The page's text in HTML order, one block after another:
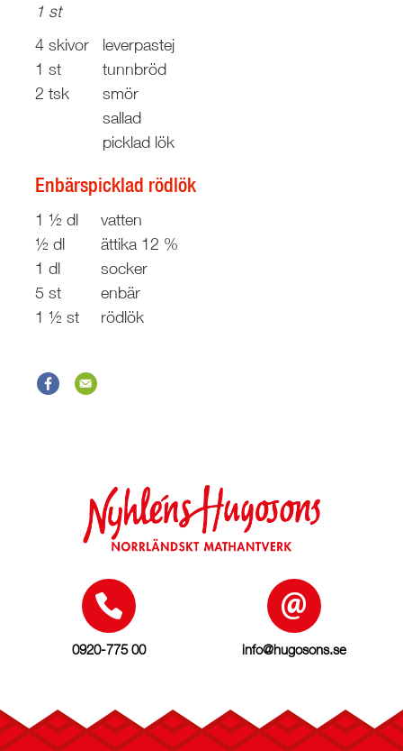
1 st
4 skivor
leverpastej
1 st
tunnbröd
2 tsk
smör
sallad
picklad lök
Enbärspicklad rödlök
1 ½ dl
vatten
½ dl
ättika 12 %
1 dl
socker
5 st
enbär
1 ½ st
rödlök
0920-775 00 info@hugosons.se